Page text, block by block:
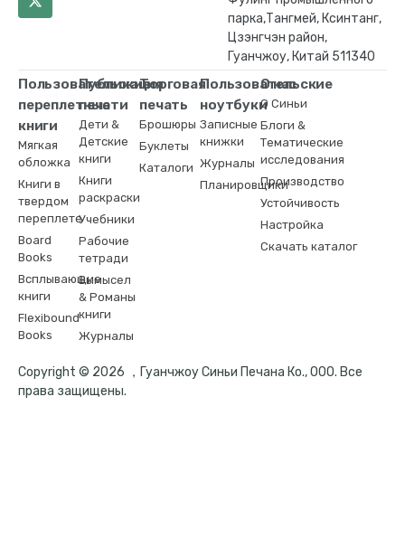
парка,Тангмей, Ксинтанг,
Цзэнгчэн район,
Гуанчжоу, Китай 511340
Пользовательские
переплетные
книги
Мягкая
обложка
Книги в
твердом
переплете
Board
Books
Всплывающие
книги
Flexibound
Books
Публикация
печати
Дети &
Детские
книги
Книги
раскраски
Учебники
Рабочие
тетради
Вымысел
& Романы
книги
Журналы
Торговая
печать
Брошюры
Буклеты
Каталоги
Пользовательские
ноутбуки
Записные
книжки
Журналы
Планировщики
О нас
О Синьи
Блоги &
Тематические
исследования
Производство
Устойчивость
Настройка
Скачать каталог
Copyright © 2026 ，Гуанчжоу Синьи Печана Ко., ООО. Все
права защищены.